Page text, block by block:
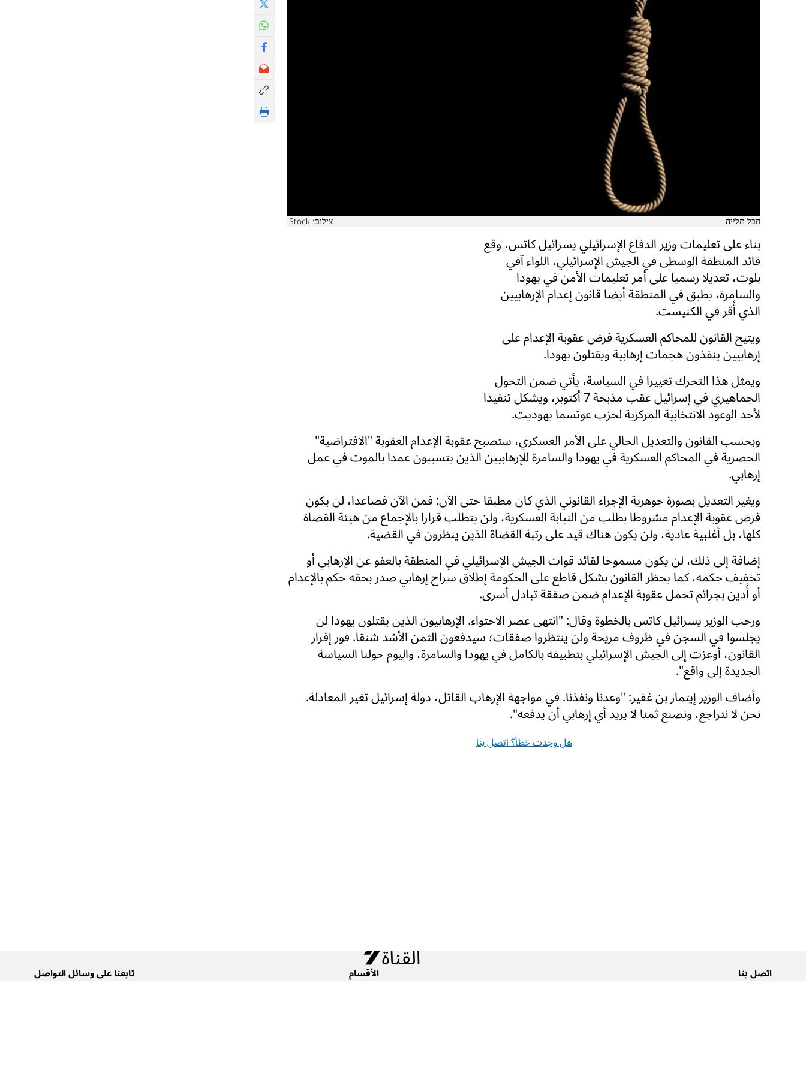
חבל תלייה צילום: iStock
بناء على تعليمات وزير الدفاع الإسرائيلي يسرائيل كاتس، وقع
قائد المنطقة الوسطى في الجيش الإسرائيلي، اللواء آفي
بلوت، تعديلا رسميا على أمر تعليمات الأمن في يهودا
والسامرة، يطبق في المنطقة أيضا قانون إعدام الإرهابيين
الذي أُقر في الكنيست.
ويتيح القانون للمحاكم العسكرية فرض عقوبة الإعدام على
إرهابيين ينفذون هجمات إرهابية ويقتلون يهودا.
ويمثل هذا التحرك تغييرا في السياسة، يأتي ضمن التحول
الجماهيري في إسرائيل عقب مذبحة 7 أكتوبر، ويشكل تنفيذا
لأحد الوعود الانتخابية المركزية لحزب عوتسما يهوديت.
وبحسب القانون والتعديل الحالي على الأمر العسكري، ستصبح عقوبة الإعدام العقوبة "الافتراضية"
الحصرية في المحاكم العسكرية في يهودا والسامرة للإرهابيين الذين يتسببون عمدا بالموت في عمل
إرهابي.
ويغير التعديل بصورة جوهرية الإجراء القانوني الذي كان مطبقا حتى الآن: فمن الآن فصاعدا، لن يكون
فرض عقوبة الإعدام مشروطا بطلب من النيابة العسكرية، ولن يتطلب قرارا بالإجماع من هيئة القضاة
كلها، بل أغلبية عادية، ولن يكون هناك قيد على رتبة القضاة الذين ينظرون في القضية.
إضافة إلى ذلك، لن يكون مسموحا لقائد قوات الجيش الإسرائيلي في المنطقة بالعفو عن الإرهابي أو
تخفيف حكمه، كما يحظر القانون بشكل قاطع على الحكومة إطلاق سراح إرهابي صدر بحقه حكم بالإعدام
أو أُدين بجرائم تحمل عقوبة الإعدام ضمن صفقة تبادل أسرى.
ورحب الوزير يسرائيل كاتس بالخطوة وقال: "انتهى عصر الاحتواء. الإرهابيون الذين يقتلون يهودا لن
يجلسوا في السجن في ظروف مريحة ولن ينتظروا صفقات؛ سيدفعون الثمن الأشد شنقا. فور إقرار
القانون، أوعزت إلى الجيش الإسرائيلي بتطبيقه بالكامل في يهودا والسامرة، واليوم حولنا السياسة
الجديدة إلى واقع".
وأضاف الوزير إيتمار بن غفير: "وعدنا ونفذنا. في مواجهة الإرهاب القاتل، دولة إسرائيل تغير المعادلة.
نحن لا نتراجع، ونصنع ثمنا لا يريد أي إرهابي أن يدفعه".
هل وجدت خطأ؟ اتصل بنا
اتصل بنا
الأقسام
تابعنا على وسائل التواصل